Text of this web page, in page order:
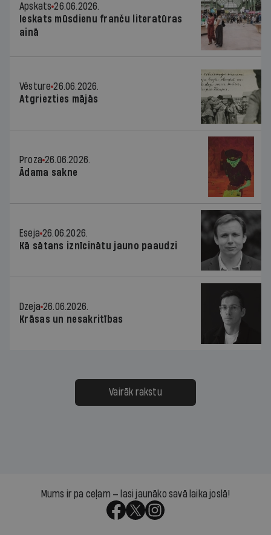
Apskats 26.06.2026.
Ieskats mūsdienu franču literatūras
ainā
Vēsture 26.06.2026.
Atgriezties mājās
Proza 26.06.2026.
Ādama sakne
Eseja 26.06.2026.
Kā sātans iznīcinātu jauno paaudzi
Dzeja 26.06.2026.
Krāsas un nesakritības
Vairāk rakstu
Mums ir pa ceļam — lasi jaunāko savā laika joslā!